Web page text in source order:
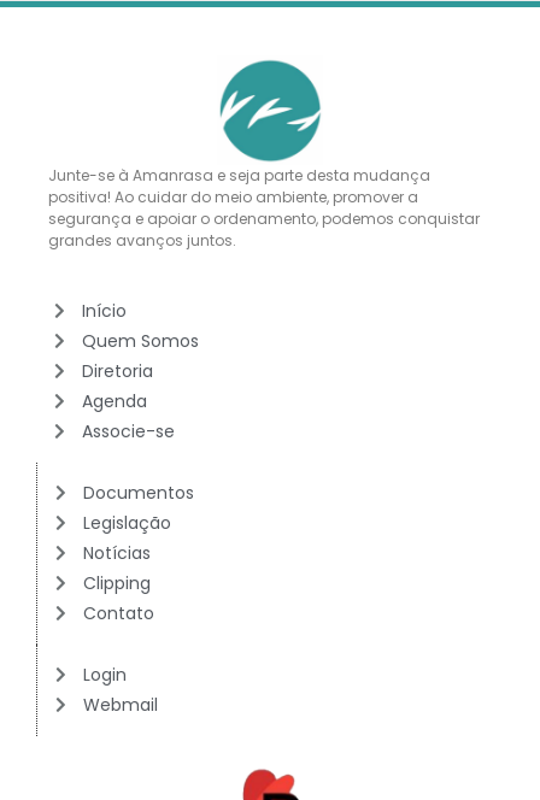
Junte-se à Amanrasa e seja parte desta mudança
positiva! Ao cuidar do meio ambiente, promover a
segurança e apoiar o ordenamento, podemos conquistar
grandes avanços juntos.
Início
Quem Somos
Diretoria
Agenda
Associe-se
Documentos
Legislação
Notícias
Clipping
Contato
Login
Webmail